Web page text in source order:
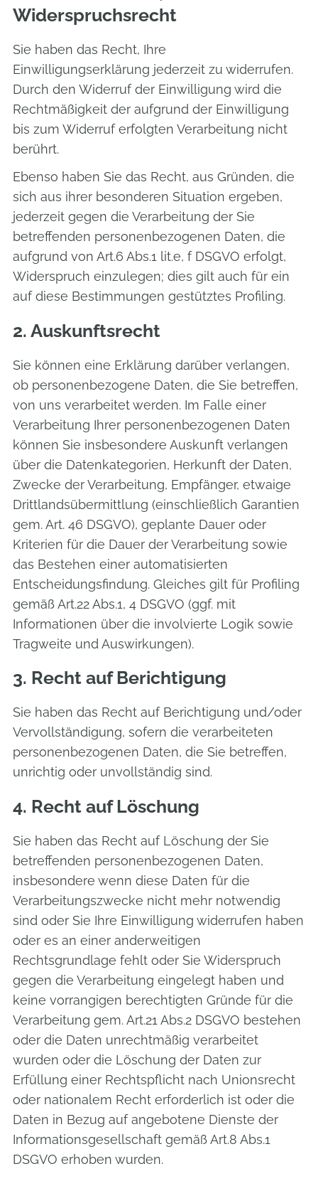
Widerspruchsrecht
Sie haben das Recht, Ihre
Einwilligungserklärung jederzeit zu widerrufen.
Durch den Widerruf der Einwilligung wird die
Rechtmäßigkeit der aufgrund der Einwilligung
bis zum Widerruf erfolgten Verarbeitung nicht
berührt.
Ebenso haben Sie das Recht, aus Gründen, die
sich aus ihrer besonderen Situation ergeben,
jederzeit gegen die Verarbeitung der Sie
betreffenden personenbezogenen Daten, die
aufgrund von Art.6 Abs.1 lit.e, f DSGVO erfolgt,
Widerspruch einzulegen; dies gilt auch für ein
auf diese Bestimmungen gestütztes Profiling.
2. Auskunftsrecht
Sie können eine Erklärung darüber verlangen,
ob personenbezogene Daten, die Sie betreffen,
von uns verarbeitet werden. Im Falle einer
Verarbeitung Ihrer personenbezogenen Daten
können Sie insbesondere Auskunft verlangen
über die Datenkategorien, Herkunft der Daten,
Zwecke der Verarbeitung, Empfänger, etwaige
Drittlandsübermittlung (einschließlich Garantien
gem. Art. 46 DSGVO), geplante Dauer oder
Kriterien für die Dauer der Verarbeitung sowie
das Bestehen einer automatisierten
Entscheidungsfindung. Gleiches gilt für Profiling
gemäß Art.22 Abs.1, 4 DSGVO (ggf. mit
Informationen über die involvierte Logik sowie
Tragweite und Auswirkungen).
3. Recht auf Berichtigung
Sie haben das Recht auf Berichtigung und/oder
Vervollständigung, sofern die verarbeiteten
personenbezogenen Daten, die Sie betreffen,
unrichtig oder unvollständig sind.
4. Recht auf Löschung
Sie haben das Recht auf Löschung der Sie
betreffenden personenbezogenen Daten,
insbesondere wenn diese Daten für die
Verarbeitungszwecke nicht mehr notwendig
sind oder Sie Ihre Einwilligung widerrufen haben
oder es an einer anderweitigen
Rechtsgrundlage fehlt oder Sie Widerspruch
gegen die Verarbeitung eingelegt haben und
keine vorrangigen berechtigten Gründe für die
Verarbeitung gem. Art.21 Abs.2 DSGVO bestehen
oder die Daten unrechtmäßig verarbeitet
wurden oder die Löschung der Daten zur
Erfüllung einer Rechtspflicht nach Unionsrecht
oder nationalem Recht erforderlich ist oder die
Daten in Bezug auf angebotene Dienste der
Informationsgesellschaft gemäß Art.8 Abs.1
DSGVO erhoben wurden.